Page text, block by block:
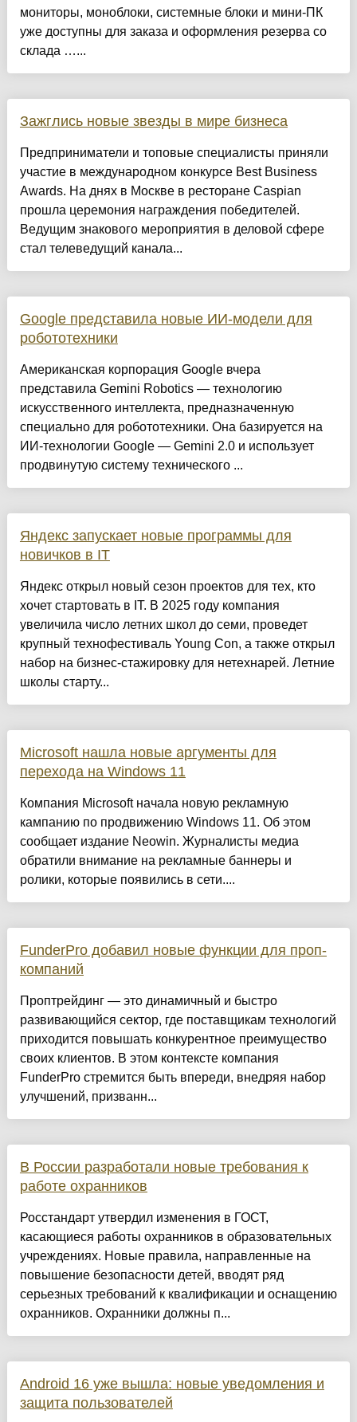
мониторы, моноблоки, системные блоки и мини-ПК
уже доступны для заказа и оформления резерва со
склада …...
Зажглись новые звезды в мире бизнеса
Предприниматели и топовые специалисты приняли
участие в международном конкурсе Best Business
Awards. На днях в Москве в ресторане Caspian
прошла церемония награждения победителей.
Ведущим знакового мероприятия в деловой сфере
стал телеведущий канала...
Google представила новые ИИ-модели для
робототехники
Американская корпорация Google вчера
представила Gemini Robotics — технологию
искусственного интеллекта, предназначенную
специально для робототехники. Она базируется на
ИИ-технологии Google — Gemini 2.0 и использует
продвинутую систему технического ...
Яндекс запускает новые программы для
новичков в IT
Яндекс открыл новый сезон проектов для тех, кто
хочет стартовать в IT. В 2025 году компания
увеличила число летних школ до семи, проведет
крупный технофестиваль Young Con, а также открыл
набор на бизнес-стажировку для нетехнарей. Летние
школы старту...
Microsoft нашла новые аргументы для
перехода на Windows 11
Компания Microsoft начала новую рекламную
кампанию по продвижению Windows 11. Об этом
сообщает издание Neowin. Журналисты медиа
обратили внимание на рекламные баннеры и
ролики, которые появились в сети....
FunderPro добавил новые функции для проп-
компаний
Проптрейдинг — это динамичный и быстро
развивающийся сектор, где поставщикам технологий
приходится повышать конкурентное преимущество
своих клиентов. В этом контексте компания
FunderPro стремится быть впереди, внедряя набор
улучшений, призванн...
В России разработали новые требования к
работе охранников
Росстандарт утвердил изменения в ГОСТ,
касающиеся работы охранников в образовательных
учреждениях. Новые правила, направленные на
повышение безопасности детей, вводят ряд
серьезных требований к квалификации и оснащению
охранников. Охранники должны п...
Android 16 уже вышла: новые уведомления и
защита пользователей